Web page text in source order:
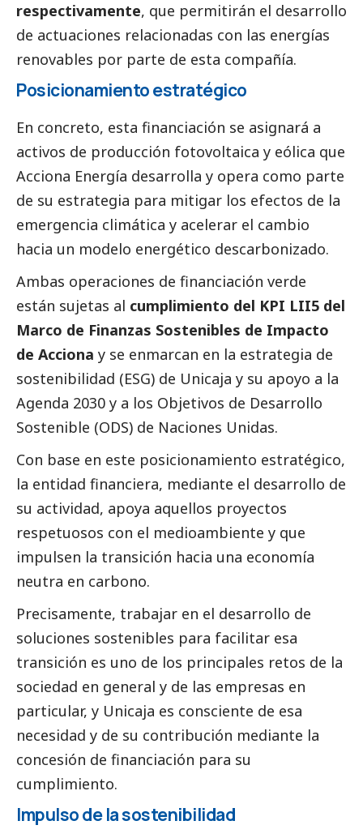
respectivamente, que permitirán el desarrollo
de actuaciones relacionadas con las energías
renovables por parte de esta compañía.
Posicionamiento estratégico
En concreto, esta financiación se asignará a
activos de producción fotovoltaica y eólica que
Acciona Energía desarrolla y opera como parte
de su estrategia para mitigar los efectos de la
emergencia climática y acelerar el cambio
hacia un modelo energético descarbonizado.
Ambas operaciones de financiación verde
están sujetas al cumplimiento del KPI LII5 del
Marco de Finanzas Sostenibles de Impacto
de Acciona y se enmarcan en la estrategia de
sostenibilidad (ESG) de Unicaja y su apoyo a la
Agenda 2030 y a los Objetivos de Desarrollo
Sostenible (ODS) de Naciones Unidas.
Con base en este posicionamiento estratégico,
la entidad financiera, mediante el desarrollo de
su actividad, apoya aquellos proyectos
respetuosos con el medioambiente y que
impulsen la transición hacia una economía
neutra en carbono.
Precisamente, trabajar en el desarrollo de
soluciones sostenibles para facilitar esa
transición es uno de los principales retos de la
sociedad en general y de las empresas en
particular, y Unicaja es consciente de esa
necesidad y de su contribución mediante la
concesión de financiación para su
cumplimiento.
Impulso de la sostenibilidad